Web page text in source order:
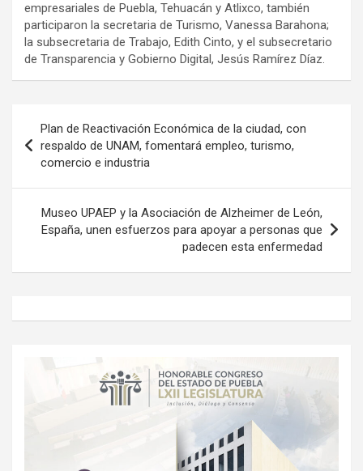
empresariales de Puebla, Tehuacán y Atlixco, también
participaron la secretaria de Turismo, Vanessa Barahona;
la subsecretaria de Trabajo, Edith Cinto, y el subsecretario
de Transparencia y Gobierno Digital, Jesús Ramírez Díaz.
de
entradas
Plan de Reactivación Económica de la ciudad, con
respaldo de UNAM, fomentará empleo, turismo,
comercio e industria
Museo UPAEP y la Asociación de Alzheimer de León,
España, unen esfuerzos para apoyar a personas que
padecen esta enfermedad